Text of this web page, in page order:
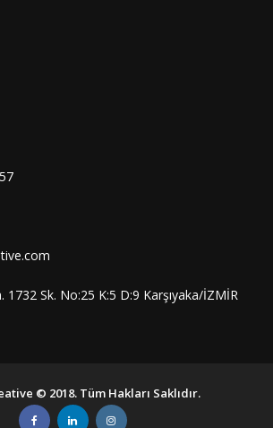
1732 Sk. No:25 K:5 D:9 Karşıyaka/İZMİR
© 2018. Tüm Hakları Saklıdır.